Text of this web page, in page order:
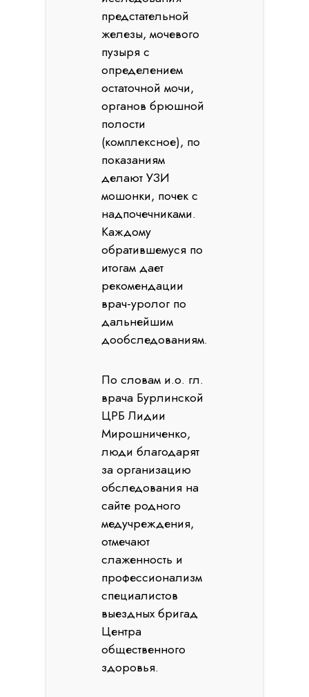
предстательной
железы, мочевого
пузыря с
определением
остаточной мочи,
органов брюшной
полости
(комплексное), по
показаниям
делают УЗИ
мошонки, почек с
надпочечниками.
Каждому
обратившемуся по
итогам дает
рекомендации
врач-уролог по
дальнейшим
дообследованиям.
По словам и.о. гл.
врача Бурлинской
ЦРБ Лидии
Мирошниченко,
люди благодарят
за организацию
обследования на
сайте родного
медучреждения,
отмечают
слаженность и
профессионализм
специалистов
выездных бригад
Центра
общественного
здоровья.